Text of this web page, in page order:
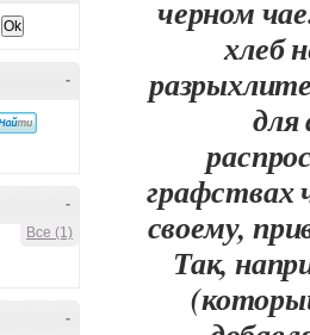
-
-
Все (1)
-
черном
хлеб
для
графствах
своему,
Так,